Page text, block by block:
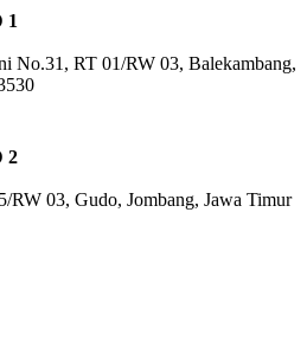
1
No.31, RT 01/RW 03, Balekambang,
2
RW 03, Gudo, Jombang, Jawa Timur